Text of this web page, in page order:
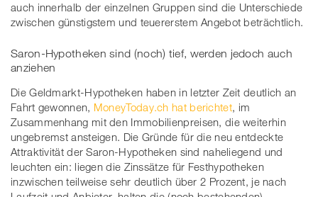
auch innerhalb der einzelnen Gruppen sind die Unterschiede
zwischen günstigstem und teuererstem Angebot beträchtlich.
Saron-Hypotheken sind (noch) tief, werden jedoch auch
anziehen
Die Geldmarkt-Hypotheken haben in letzter Zeit deutlich an
Fahrt gewonnen, MoneyToday.ch hat berichtet, im
Zusammenhang mit den Immobilienpreisen, die weiterhin
ungebremst ansteigen. Die Gründe für die neu entdeckte
Attraktivität der Saron-Hypotheken sind naheliegend und
leuchten ein: liegen die Zinssätze für Festhypotheken
inzwischen teilweise sehr deutlich über 2 Prozent, je nach